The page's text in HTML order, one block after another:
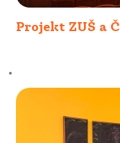
Projekt ZUŠ a